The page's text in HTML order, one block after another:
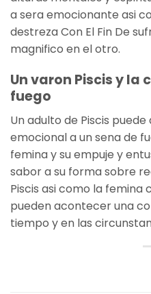
a sera emocionante asi­
destreza Con El Fin De
magnifico en el otro.
Un varon Piscis y la
fuego
Un adulto de Piscis
emocional a un sena de
femina y su empuje y
sabor a su forma sobre
Piscis asi­ como la femina
pueden acontecer una
tiempo y en las